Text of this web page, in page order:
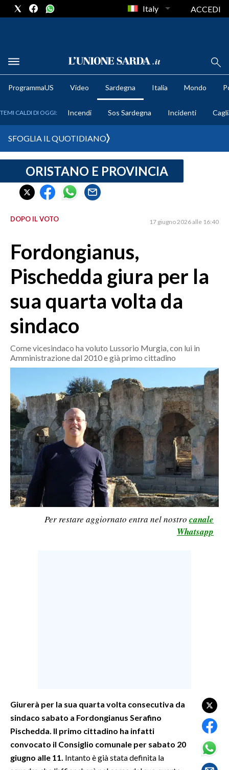
METEO
CRONACA SARDEGNA
CAGLIARI
SULCIS IGLESIENTE
ORISTANO E PROVINCIA
SASSARI E PROVINCIA
GALLURA
OGLIASTRA
AGENDA
CRONACA
ITALIA
POLITICA
ECONOMIA
SERVIZI ALLE IMPRESE
LAVORO
BANDI
SPETTACOLI
GOSSIP
SALUTE
Italy ACCEDI
ProgrammaUS Video Sardegna Italia Mondo
TEMI CALDI DI OGGI: Incendi Sos Sardegna Incidenti
SFOGLIA IL QUOTIDIANO
ORISTANO E PROVINCIA
DOPO IL VOTO 17 giugno 2026 alle 16:40
Fordongianus,
Pischedda giura per la
sua quarta volta da
sindaco
Come vicesindaco ha voluto Lussorio Murgia, con lui in
Amministrazione dal 2010 e già primo cittadino
Per restare aggiornato entra nel nostro canale
Whatsapp
Giurerà per la sua quarta volta consecutiva da
sindaco sabato a Fordongianus Serafino
Pischedda. Il primo cittadino ha infatti
convocato il Consiglio comunale per sabato 20
giugno alle 11. Intanto è già stata definita la